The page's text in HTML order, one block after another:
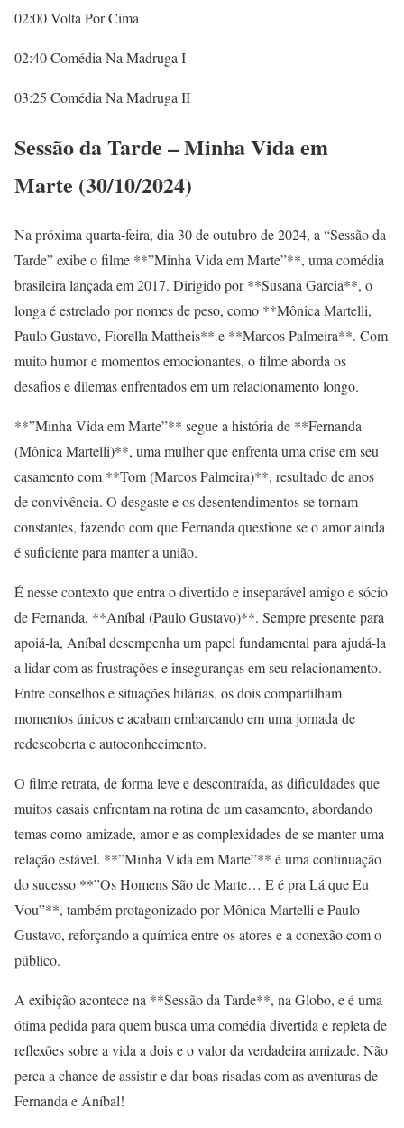
02:00 Volta Por Cima
02:40 Comédia Na Madruga I
03:25 Comédia Na Madruga II
Sessão da Tarde – Minha Vida em
Marte (30/10/2024)
Na próxima quarta-feira, dia 30 de outubro de 2024, a “Sessão da
Tarde” exibe o filme **”Minha Vida em Marte”**, uma comédia
brasileira lançada em 2017. Dirigido por **Susana Garcia**, o
longa é estrelado por nomes de peso, como **Mônica Martelli,
Paulo Gustavo, Fiorella Mattheis** e **Marcos Palmeira**. Com
muito humor e momentos emocionantes, o filme aborda os
desafios e dilemas enfrentados em um relacionamento longo.
**”Minha Vida em Marte”** segue a história de **Fernanda
(Mônica Martelli)**, uma mulher que enfrenta uma crise em seu
casamento com **Tom (Marcos Palmeira)**, resultado de anos
de convivência. O desgaste e os desentendimentos se tornam
constantes, fazendo com que Fernanda questione se o amor ainda
é suficiente para manter a união.
É nesse contexto que entra o divertido e inseparável amigo e sócio
de Fernanda, **Aníbal (Paulo Gustavo)**. Sempre presente para
apoiá-la, Aníbal desempenha um papel fundamental para ajudá-la
a lidar com as frustrações e inseguranças em seu relacionamento.
Entre conselhos e situações hilárias, os dois compartilham
momentos únicos e acabam embarcando em uma jornada de
redescoberta e autoconhecimento.
O filme retrata, de forma leve e descontraída, as dificuldades que
muitos casais enfrentam na rotina de um casamento, abordando
temas como amizade, amor e as complexidades de se manter uma
relação estável. **”Minha Vida em Marte”** é uma continuação
do sucesso **”Os Homens São de Marte… E é pra Lá que Eu
Vou”**, também protagonizado por Mônica Martelli e Paulo
Gustavo, reforçando a química entre os atores e a conexão com o
público.
A exibição acontece na **Sessão da Tarde**, na Globo, e é uma
ótima pedida para quem busca uma comédia divertida e repleta de
reflexões sobre a vida a dois e o valor da verdadeira amizade. Não
perca a chance de assistir e dar boas risadas com as aventuras de
Fernanda e Aníbal!